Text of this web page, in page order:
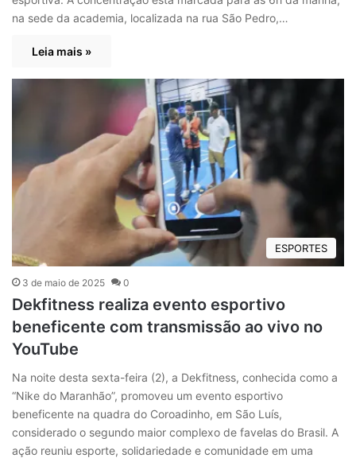
na sede da academia, localizada na rua São Pedro,…
Leia mais »
ESPORTES
3 de maio de 2025 0
Dekfitness realiza evento esportivo
beneficente com transmissão ao vivo no
YouTube
Na noite desta sexta-feira (2), a Dekfitness, conhecida como a
“Nike do Maranhão”, promoveu um evento esportivo
beneficente na quadra do Coroadinho, em São Luís,
considerado o segundo maior complexo de favelas do Brasil. A
ação reuniu esporte, solidariedade e comunidade em uma